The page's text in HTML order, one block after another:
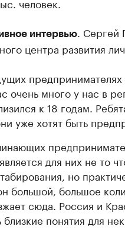
интервью. Сергей
центра развития
очень много у нас в
к 18 годам.
уже хотят быть
для них не то
но
большой, большое
сюда. Россия и
близкие понятия для